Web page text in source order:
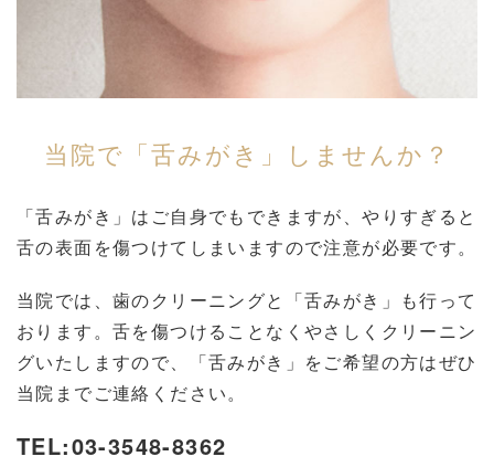
当院で「舌みがき」しませんか？
「舌みがき」はご自身でもできますが、やりすぎると
舌の表面を傷つけてしまいますので注意が必要です。
当院では、歯のクリーニングと「舌みがき」も行って
おります。舌を傷つけることなくやさしくクリーニン
グいたしますので、「舌みがき」をご希望の方はぜひ
当院までご連絡ください。
TEL:03-3548-8362